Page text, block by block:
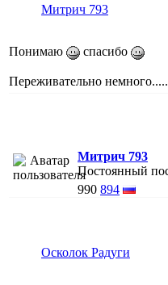
Митрич 793
Понимаю спасибо
Переживательно
Митрич 793
Постоянный
990 894
Осколок Радуги